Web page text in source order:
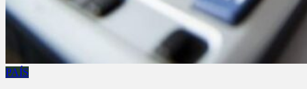
PAÍS